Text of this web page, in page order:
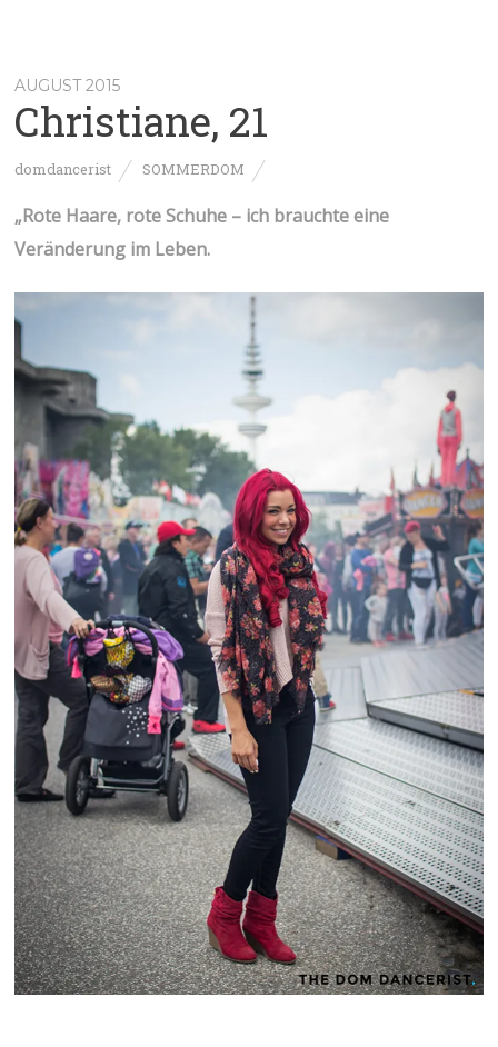
AUGUST 2015
Christiane, 21
domdancerist SOMMERDOM
„Rote Haare, rote Schuhe – ich brauchte eine
Veränderung im Leben.